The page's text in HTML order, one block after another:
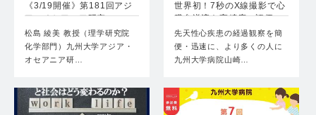
《3/19開催》第181回アジ
ア・オセアニア研究…
松島 綾美 教授（理学研究院
化学部門）九州大学アジア・
オセアニア研…
世界初！7秒のX線撮影で心
臓弁逆流を高精度に評価…
先天性心疾患の経過観察を簡
便・迅速に、より多くの人に
九州大学病院山崎…